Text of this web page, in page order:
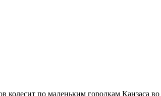
колесит по маленьким городкам Канзаса